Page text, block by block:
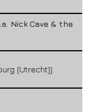
Nick Cave & the
(Utrecht))